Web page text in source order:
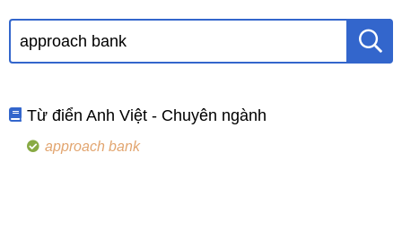
Từ điển Anh Việt - Chuyên ngành
approach bank